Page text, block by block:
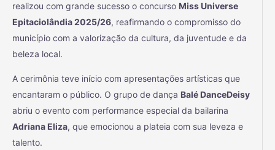
realizou com grande sucesso o concurso Miss Universe
Epitaciolândia 2025/26, reafirmando o compromisso do
município com a valorização da cultura, da juventude e da
beleza local.
A cerimônia teve início com apresentações artísticas que
encantaram o público. O grupo de dança Balé DanceDeisy
abriu o evento com performance especial da bailarina
Adriana Eliza, que emocionou a plateia com sua leveza e
talento.